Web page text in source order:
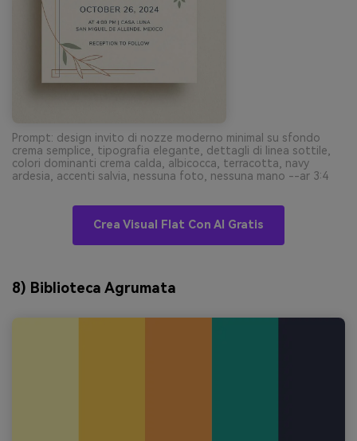
Prompt: design invito di nozze moderno minimal su sfondo
crema semplice, tipografia elegante, dettagli di linea sottile,
colori dominanti crema calda, albicocca, terracotta, navy
ardesia, accenti salvia, nessuna foto, nessuna mano --ar 3:4
Crea Visual Flat Con AI Gratis
8) Biblioteca Agrumata